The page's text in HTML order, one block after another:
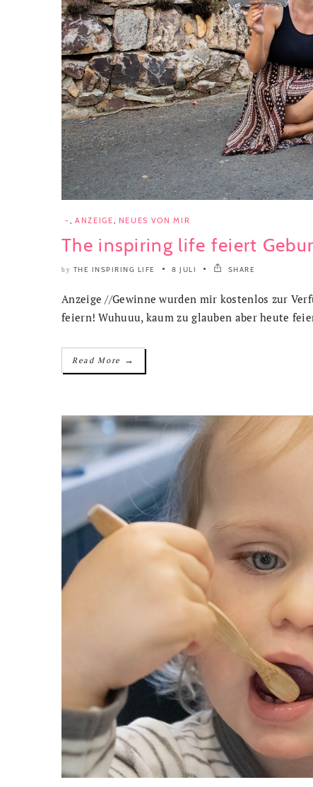
- , ANZEIGE, NEUES VON MIR
The inspiring life feiert
by THE INSPIRING LIFE 8 JULI SHARE
Anzeige //Gewinne wurden mir kostenlos zur
feiern! Wuhuuu, kaum zu glauben aber heute
Read More →